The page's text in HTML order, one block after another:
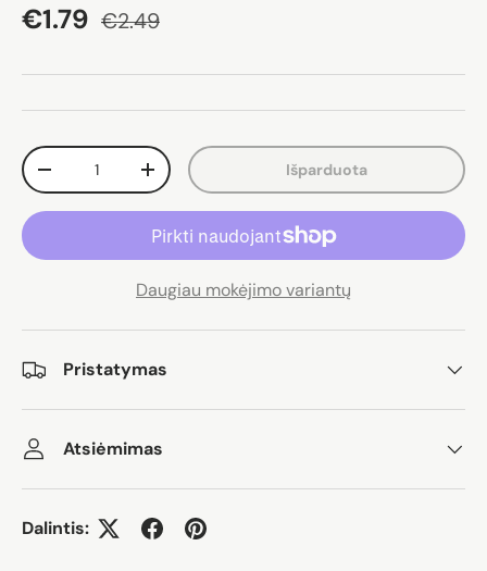
Akcijos kaina
€1.79 Įprasta kaina
€2.49
Kiekis
Sumažinti kiekįPadidinti kiekį Išparduota
Daugiau mokėjimo variantų
Pristatymas
Atsiėmimas
Dalintis: